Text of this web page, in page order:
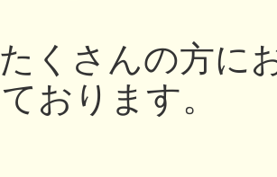
くさんの方に
おります。